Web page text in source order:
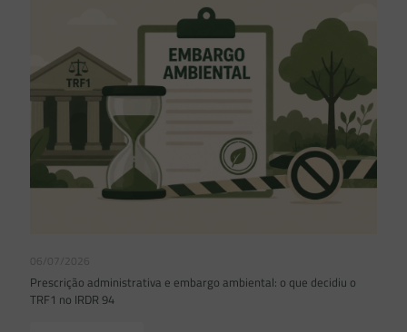
06/07/2026
Prescrição administrativa e embargo ambiental: o que decidiu o
TRF1 no IRDR 94